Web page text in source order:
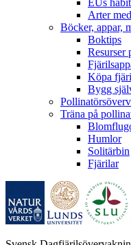
EUs
Arter
Böcker, appar,
Boktips
Resurser
Köpa
Bygg
Träna på
Humlor
Solitärbin
Fjärilar